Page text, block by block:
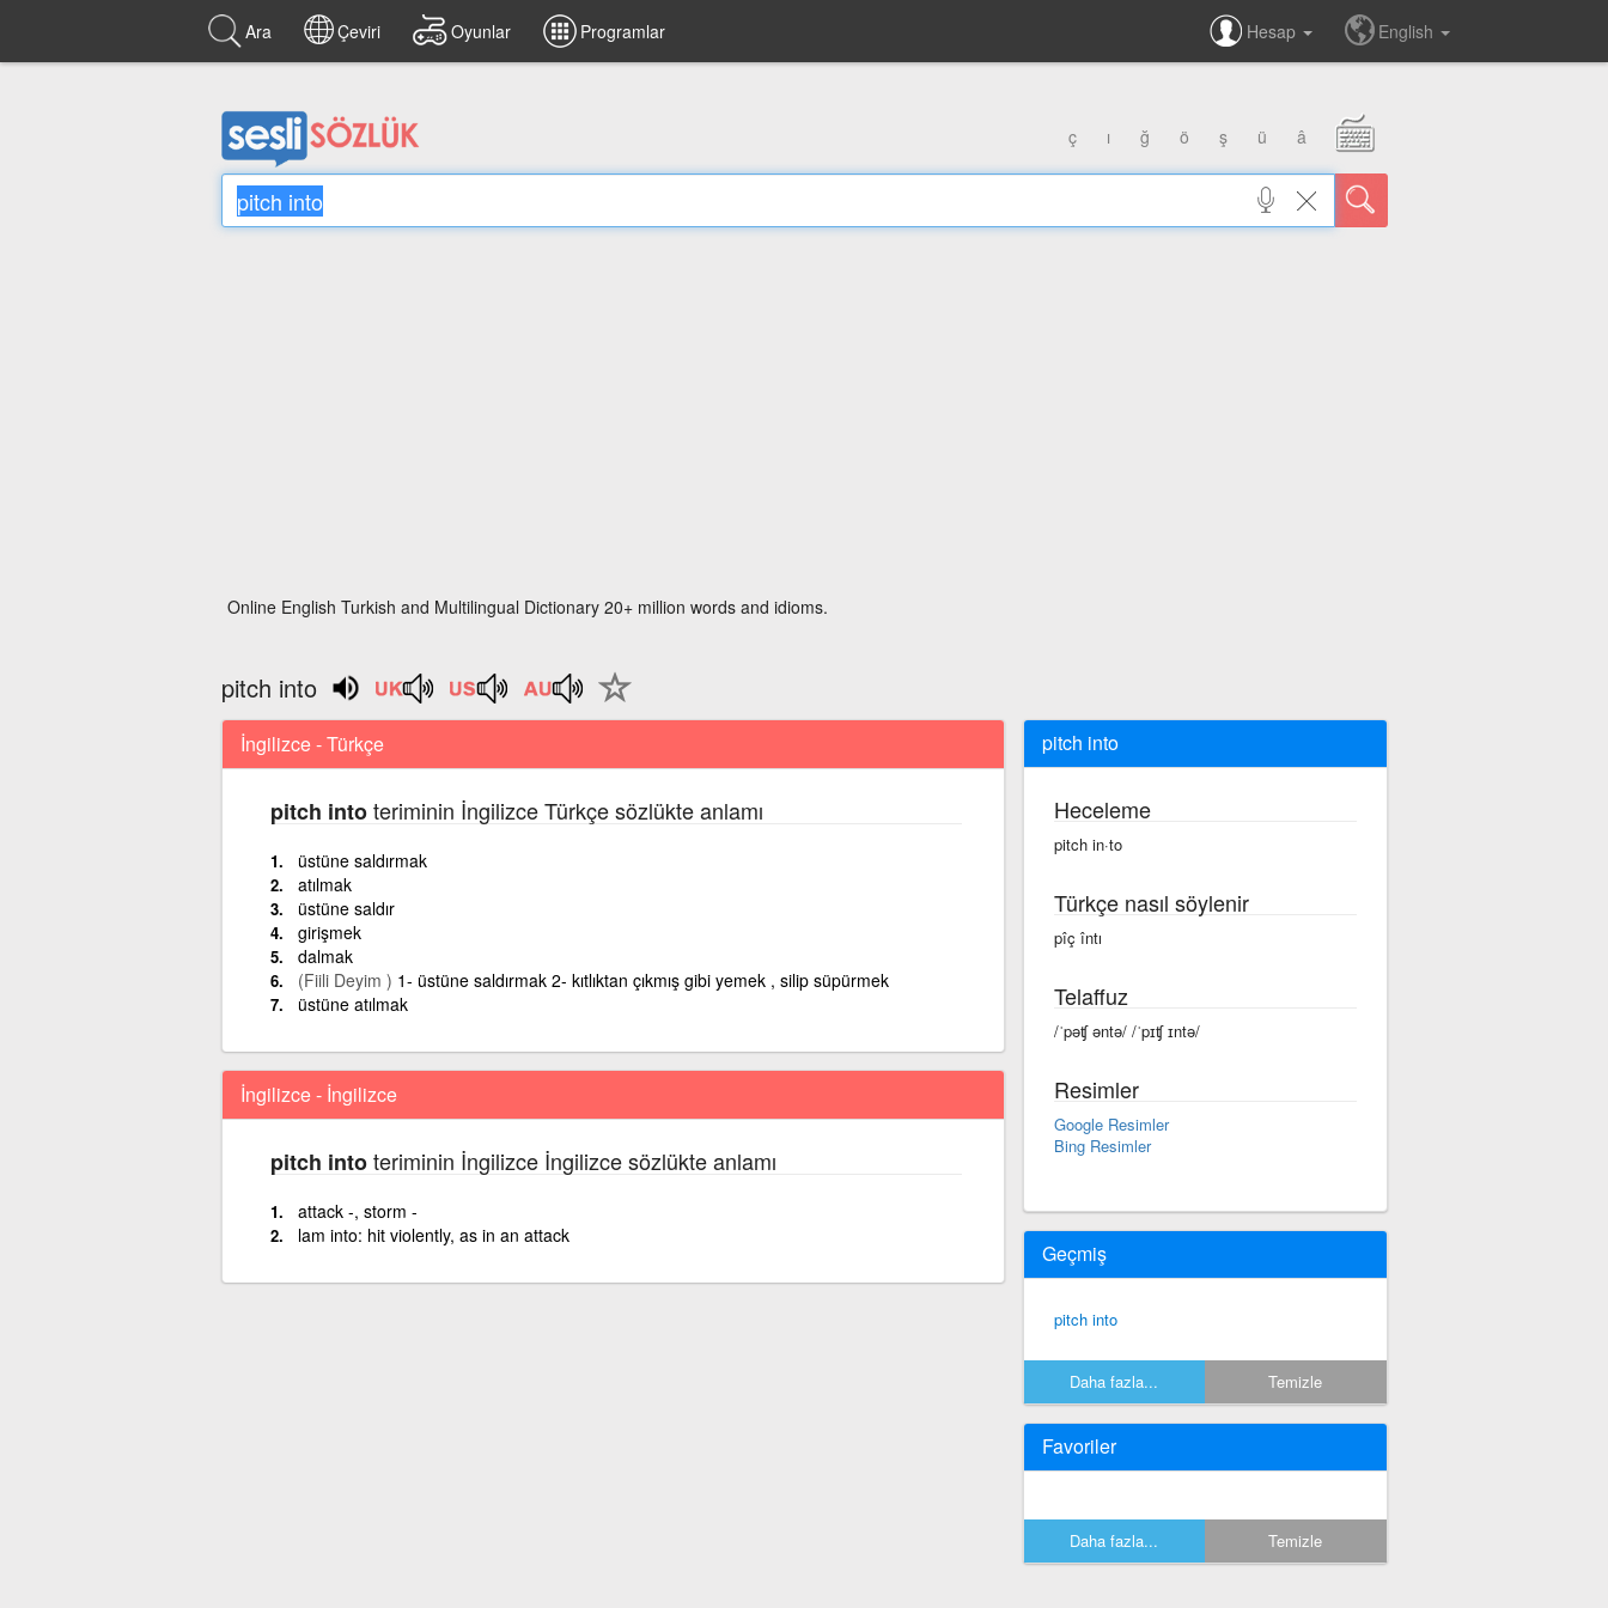
Ara Çeviri Oyunlar Programlar Hesap English
ç ı ğ ö ş ü â
Online English Turkish and Multilingual Dictionary 20+ million words and idioms.
pitch into
İngilizce - Türkçe
pitch intoteriminin İngilizce Türkçe sözlükte anlamı
üstüne saldırmak
atılmak
üstüne saldır
girişmek
dalmak
(Fiili Deyim ) 1- üstüne saldırmak 2- kıtlıktan çıkmış gibi yemek , silip süpürmek
üstüne atılmak
İngilizce - İngilizce
pitch intoteriminin İngilizce İngilizce sözlükte anlamı
attack -, storm -
lam into: hit violently, as in an attack
pitch into
Heceleme
pitch in·to
Türkçe nasıl söylenir
pîç întı
Telaffuz
/ˈpəʧ əntə/ /ˈpɪʧ ɪntə/
Resimler
Google Resimler
Bing Resimler
Geçmiş
pitch into
Daha fazla... Temizle
Favoriler
Daha fazla... Temizle